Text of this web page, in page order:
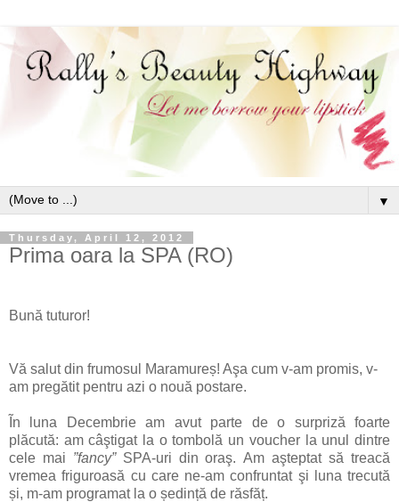
▼
Thursday, April 12, 2012
Prima oara la SPA (RO)
Bună tuturor!
Vă salut din frumosul Maramureș! Aşa cum v-am promis, v-
am pregătit pentru azi o nouă postare.
Ĩn luna Decembrie am avut parte de o surpriză foarte
plăcută: am câştigat la o tombolă un voucher la unul dintre
cele mai ”fancy” SPA-uri din oraş.Am aşteptat să treacă
vremea friguroasă cu care ne-am confruntat şi luna trecută
și, m-am programatla o ședință de răsfăț.